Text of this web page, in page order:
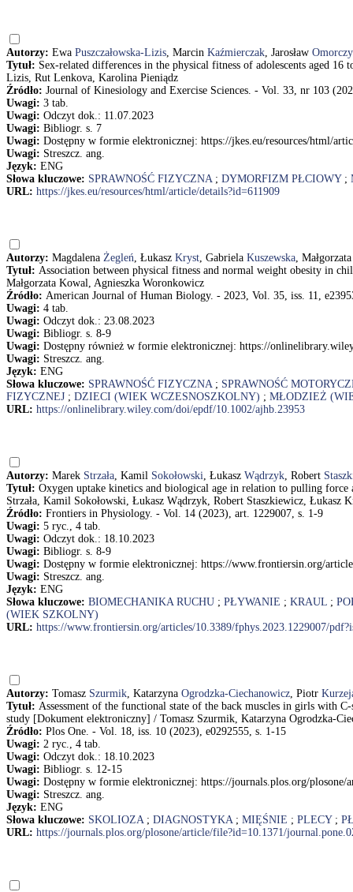
Autorzy: Ewa Puszczałowska-Lizis, Marcin Kaźmierczak, Jarosław
Tytuł: Sex-related differences in the physical fitness of adolescents aged
Lizis, Rut Lenkova, Karolina Pieniądz
Źródło: Journal of Kinesiology and Exercise Sciences. - Vol. 33, nr 103
Uwagi: 3 tab.
Uwagi: Odczyt dok.: 11.07.2023
Uwagi: Bibliogr. s. 7
Uwagi: Dostępny w formie elektronicznej: https://jkes.eu/resources/html/
Uwagi: Streszcz. ang.
Język: ENG
Słowa kluczowe: SPRAWNOŚĆ FIZYCZNA; DYMORFIZM PŁCIOWY;
URL: https://jkes.eu/resources/html/article/details?id=611909
Autorzy: Magdalena Żegleń, Łukasz Kryst, Gabriela Kuszewska,
Tytuł: Association between physical fitness and normal weight obesity in
Małgorzata Kowal, Agnieszka Woronkowicz
Źródło: American Journal of Human Biology. - 2023, Vol. 35, iss. 11,
Uwagi: 4 tab.
Uwagi: Odczyt dok.: 23.08.2023
Uwagi: Bibliogr. s. 8-9
Uwagi: Dostępny również w formie elektronicznej: https://
Uwagi: Streszcz. ang.
Język: ENG
Słowa kluczowe: SPRAWNOŚĆ FIZYCZNA; SPRAWNOŚĆ
FIZYCZNEJ ; DZIECI (WIEK WCZESNOSZKOLNY) ; MŁODZIEŻ
URL: https://onlinelibrary.wiley.com/doi/epdf/10.1002/ajhb.23953
Autorzy: Marek Strzała, Kamil Sokołowski, Łukasz Wądrzyk, Robert
Tytuł: Oxygen uptake kinetics and biological age in relation to pulling
Strzała, Kamil Sokołowski, Łukasz Wądrzyk, Robert Staszkiewicz, Łukasz
Źródło: Frontiers in Physiology. - Vol. 14 (2023), art. 1229007, s. 1-9
Uwagi: 5 ryc., 4 tab.
Uwagi: Odczyt dok.: 18.10.2023
Uwagi: Bibliogr. s. 8-9
Uwagi: Dostępny w formie elektronicznej: https://www.frontiersin.org/
Uwagi: Streszcz. ang.
Język: ENG
Słowa kluczowe: BIOMECHANIKA RUCHU ; PŁYWANIE ; KRAUL ;
(WIEK SZKOLNY)
URL: https://www.frontiersin.org/articles/10.3389/fphys.2023.1229007/
Autorzy: Tomasz Szurmik, Katarzyna Ogrodzka-Ciechanowicz, Piotr
Tytuł: Assessment of the functional state of the back muscles in girls with
study [Dokument elektroniczny] / Tomasz Szurmik, Katarzyna Ogrodzka-
Źródło: Plos One. - Vol. 18, iss. 10 (2023), e0292555, s. 1-15
Uwagi: 2 ryc., 4 tab.
Uwagi: Odczyt dok.: 18.10.2023
Uwagi: Bibliogr. s. 12-15
Uwagi: Dostępny w formie elektronicznej: https://journals.plos.org/
Uwagi: Streszcz. ang.
Język: ENG
Słowa kluczowe: SKOLIOZA; DIAGNOSTYKA; MIĘŚNIE ; PLECY;
URL: https://journals.plos.org/plosone/article/file?id=10.1371/